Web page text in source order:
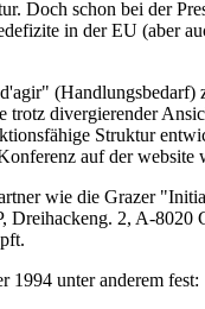
Doch schon bei der
in der EU (aber
divergierender
Struktur
auf der
wie die Grazer
2, A-
1994 unter anderem fest: